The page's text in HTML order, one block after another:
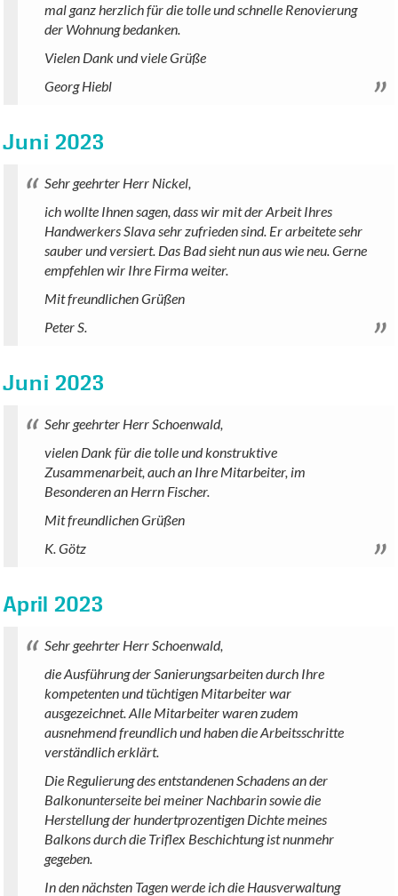
mal ganz herzlich für die tolle und schnelle Renovierung
der Wohnung bedanken.
Vielen Dank und viele Grüße
Georg Hiebl
Juni 2023
Sehr geehrter Herr Nickel,
ich wollte Ihnen sagen, dass wir mit der Arbeit Ihres
Handwerkers Slava sehr zufrieden sind. Er arbeitete sehr
sauber und versiert. Das Bad sieht nun aus wie neu. Gerne
empfehlen wir Ihre Firma weiter.
Mit freundlichen Grüßen
Peter S.
Juni 2023
Sehr geehrter Herr Schoenwald,
vielen Dank für die tolle und konstruktive
Zusammenarbeit, auch an Ihre Mitarbeiter, im
Besonderen an Herrn Fischer.
Mit freundlichen Grüßen
K. Götz
April 2023
Sehr geehrter Herr Schoenwald,
die Ausführung der Sanierungsarbeiten durch Ihre
kompetenten und tüchtigen Mitarbeiter war
ausgezeichnet. Alle Mitarbeiter waren zudem
ausnehmend freundlich und haben die Arbeitsschritte
verständlich erklärt.
Die Regulierung des entstandenen Schadens an der
Balkonunterseite bei meiner Nachbarin sowie die
Herstellung der hundertprozentigen Dichte meines
Balkons durch die Triflex Beschichtung ist nunmehr
gegeben.
In den nächsten Tagen werde ich die Hausverwaltung